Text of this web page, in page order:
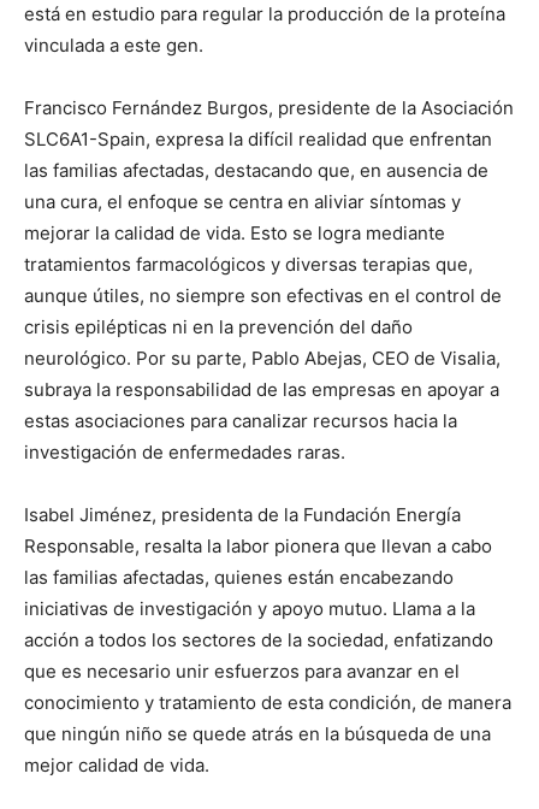
está en estudio para regular la producción de la proteína
vinculada a este gen.
Francisco Fernández Burgos, presidente de la Asociación
SLC6A1-Spain, expresa la difícil realidad que enfrentan
las familias afectadas, destacando que, en ausencia de
una cura, el enfoque se centra en aliviar síntomas y
mejorar la calidad de vida. Esto se logra mediante
tratamientos farmacológicos y diversas terapias que,
aunque útiles, no siempre son efectivas en el control de
crisis epilépticas ni en la prevención del daño
neurológico. Por su parte, Pablo Abejas, CEO de Visalia,
subraya la responsabilidad de las empresas en apoyar a
estas asociaciones para canalizar recursos hacia la
investigación de enfermedades raras.
Isabel Jiménez, presidenta de la Fundación Energía
Responsable, resalta la labor pionera que llevan a cabo
las familias afectadas, quienes están encabezando
iniciativas de investigación y apoyo mutuo. Llama a la
acción a todos los sectores de la sociedad, enfatizando
que es necesario unir esfuerzos para avanzar en el
conocimiento y tratamiento de esta condición, de manera
que ningún niño se quede atrás en la búsqueda de una
mejor calidad de vida.